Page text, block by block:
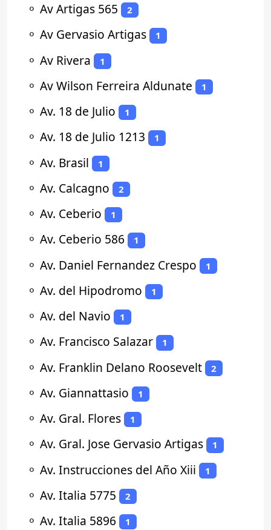
⚬ Av Artigas 565 2
⚬ Av Gervasio Artigas 1
⚬ Av Rivera 1
⚬ Av Wilson Ferreira Aldunate 1
⚬ Av. 18 de Julio 1
⚬ Av. 18 de Julio 1213 1
⚬ Av. Brasil 1
⚬ Av. Calcagno 2
⚬ Av. Ceberio 1
⚬ Av. Ceberio 586 1
⚬ Av. Daniel Fernandez Crespo 1
⚬ Av. del Hipodromo 1
⚬ Av. del Navio 1
⚬ Av. Francisco Salazar 1
⚬ Av. Franklin Delano Roosevelt 2
⚬ Av. Giannattasio 1
⚬ Av. Gral. Flores 1
⚬ Av. Gral. Jose Gervasio Artigas 1
⚬ Av. Instrucciones del Año Xiii 1
⚬ Av. Italia 5775 2
⚬ Av. Italia 5896 1